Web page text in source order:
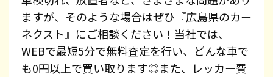
ますが、そのような場合はぜひ『広島県のカー
ネクスト』にご相談ください！当社では、
WEBで最短5分で無料査定を行い、どんな車で
も0円以上で買い取ります◎また、レッカー費